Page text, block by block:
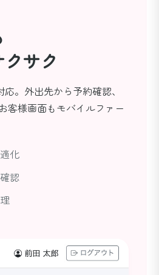
サク
。外出先から予約確認、
客様画面もモバイルファー
化
認